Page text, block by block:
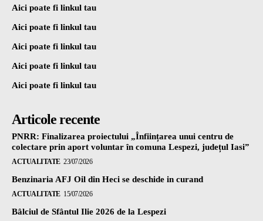
Aici poate fi linkul tau
Aici poate fi linkul tau
Aici poate fi linkul tau
Aici poate fi linkul tau
Aici poate fi linkul tau
Articole recente
PNRR: Finalizarea proiectului „Înființarea unui centru de
colectare prin aport voluntar în comuna Lespezi, județul Iasi”
ACTUALITATE 23/07/2026
Benzinaria AFJ Oil din Heci se deschide in curand
ACTUALITATE 15/07/2026
Bâlciul de Sfântul Ilie 2026 de la Lespezi